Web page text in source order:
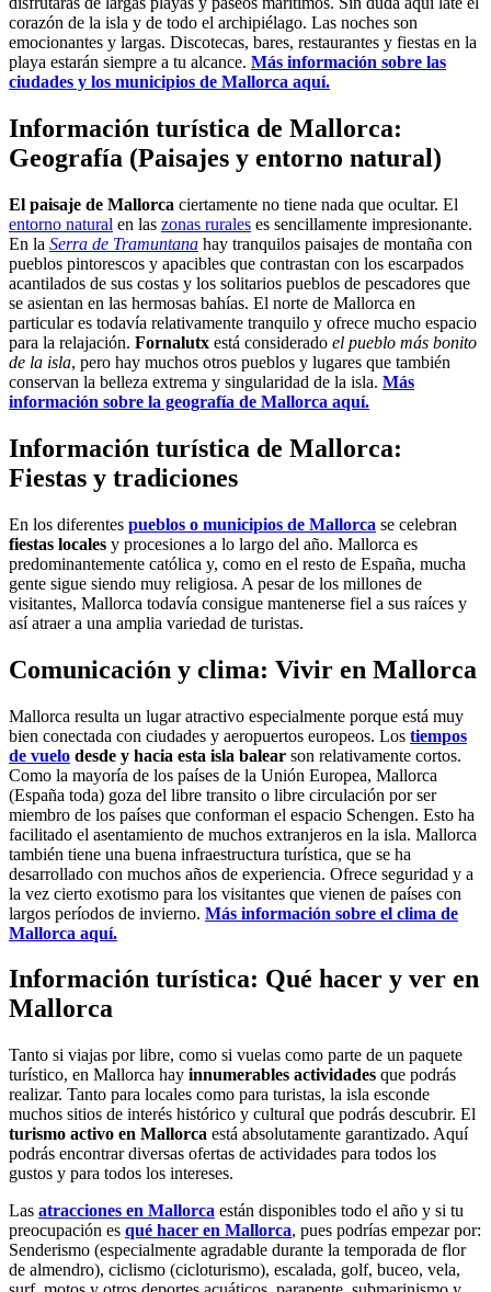
corazón de la isla y de todo el archipiélago. Las noches son
emocionantes y largas. Discotecas, bares, restaurantes y fiestas en la
playa estarán siempre a tu alcance. Más información sobre las
ciudades y los municipios de Mallorca aquí.
Información turística de Mallorca:
Geografía (Paisajes y entorno natural)
El paisaje de Mallorca ciertamente no tiene nada que ocultar. El
entorno natural en las zonas rurales es sencillamente impresionante.
En la Serra de Tramuntana hay tranquilos paisajes de montaña con
pueblos pintorescos y apacibles que contrastan con los escarpados
acantilados de sus costas y los solitarios pueblos de pescadores que
se asientan en las hermosas bahías. El norte de Mallorca en
particular es todavía relativamente tranquilo y ofrece mucho espacio
para la relajación. Fornalutx está considerado el pueblo más bonito
de la isla, pero hay muchos otros pueblos y lugares que también
conservan la belleza extrema y singularidad de la isla. Más
información sobre la geografía de Mallorca aquí.
Información turística de Mallorca:
Fiestas y tradiciones
En los diferentes pueblos o municipios de Mallorca se celebran
fiestas locales y procesiones a lo largo del año. Mallorca es
predominantemente católica y, como en el resto de España, mucha
gente sigue siendo muy religiosa. A pesar de los millones de
visitantes, Mallorca todavía consigue mantenerse fiel a sus raíces y
así atraer a una amplia variedad de turistas.
Comunicación y clima: Vivir en Mallorca
Mallorca resulta un lugar atractivo especialmente porque está muy
bien conectada con ciudades y aeropuertos europeos. Los tiempos
de vuelo desde y hacia esta isla balear son relativamente cortos.
Como la mayoría de los países de la Unión Europea, Mallorca
(España toda) goza del libre transito o libre circulación por ser
miembro de los países que conforman el espacio Schengen. Esto ha
facilitado el asentamiento de muchos extranjeros en la isla. Mallorca
también tiene una buena infraestructura turística, que se ha
desarrollado con muchos años de experiencia. Ofrece seguridad y a
la vez cierto exotismo para los visitantes que vienen de países con
largos períodos de invierno. Más información sobre el clima de
Mallorca aquí.
Información turística: Qué hacer y ver en
Mallorca
Tanto si viajas por libre, como si vuelas como parte de un paquete
turístico, en Mallorca hay innumerables actividades que podrás
realizar. Tanto para locales como para turistas, la isla esconde
muchos sitios de interés histórico y cultural que podrás descubrir. El
turismo activo en Mallorca está absolutamente garantizado. Aquí
podrás encontrar diversas ofertas de actividades para todos los
gustos y para todos los intereses.
Las atracciones en Mallorca están disponibles todo el año y si tu
preocupación es qué hacer en Mallorca, pues podrías empezar por:
Senderismo (especialmente agradable durante la temporada de flor
de almendro), ciclismo (cicloturismo), escalada, golf, buceo, vela,